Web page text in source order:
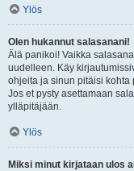
Ylös
Olen hukannut salasanani!
Älä panikoi! Vaikka
uudelleen. Käy
ohjeita ja sinun pitäisi
Jos et pysty asettamaan
ylläpitäjään.
Ylös
Miksi minut kirjataan ulos